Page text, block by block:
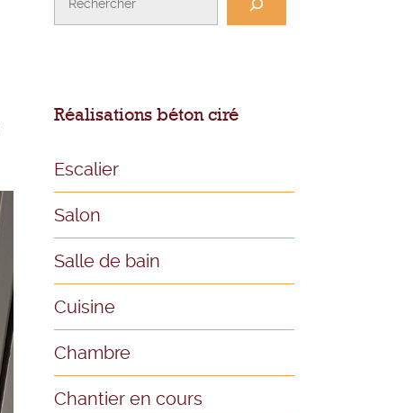
Réalisations béton ciré
Escalier
Salon
Salle de bain
Cuisine
Chambre
Chantier en cours